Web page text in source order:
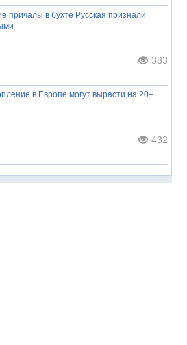
причалы в бухте Русская признали
383
в Европе могут вырасти на 20–
432